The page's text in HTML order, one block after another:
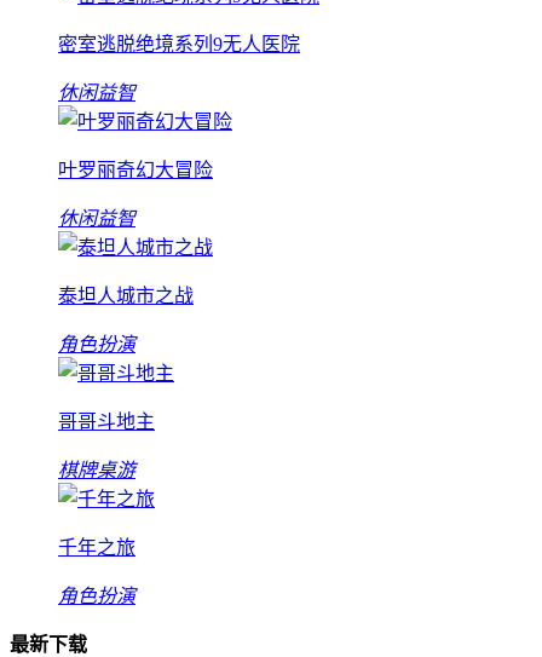
密室逃脱绝境系列9无人医院
休闲益智
叶罗丽奇幻大冒险
休闲益智
泰坦人城市之战
角色扮演
哥哥斗地主
棋牌桌游
千年之旅
角色扮演
最新下载